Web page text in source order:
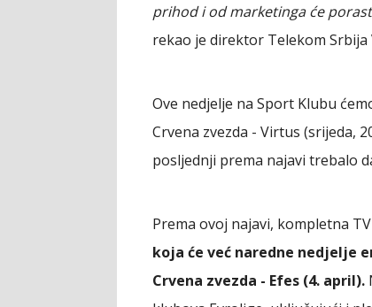
prihod i od marketinga će
rekao je direktor Telekom
Ove nedjelje na Sport Klubu
Crvena zvezda - Virtus (srijeda,
posljednji prema najavi trebalo
Prema ovoj najavi, kompletna
koja će već naredne nedjelje
Crvena zvezda - Efes (4. april).